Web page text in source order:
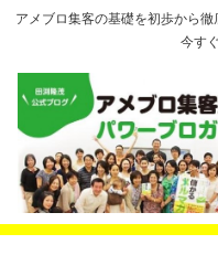
アメブロ集客の基礎を初歩から
今す